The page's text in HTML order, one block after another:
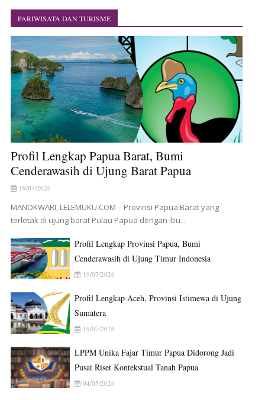
PARIWISATA DAN TURISME
Profil Lengkap Papua Barat, Bumi
Cenderawasih di Ujung Barat Papua
19/07/2026
MANOKWARI, LELEMUKU.COM – Provinsi Papua Barat yang
terletak di ujung barat Pulau Papua dengan ibu...
Profil Lengkap Provinsi Papua, Bumi
Cenderawasih di Ujung Timur Indonesia
19/07/2026
Profil Lengkap Aceh, Provinsi Istimewa di Ujung
Sumatera
19/07/2026
LPPM Unika Fajar Timur Papua Didorong Jadi
Pusat Riset Kontekstual Tanah Papua
04/05/2026